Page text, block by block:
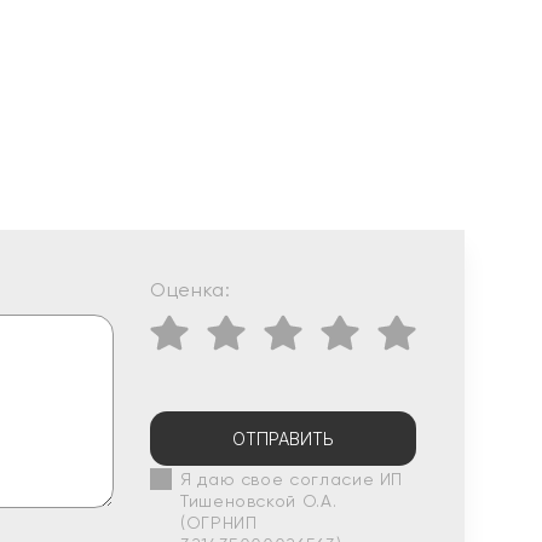
Оценка:
ОТПРАВИТЬ
Я даю свое согласие ИП
Тишеновской О.А.
(ОГРНИП